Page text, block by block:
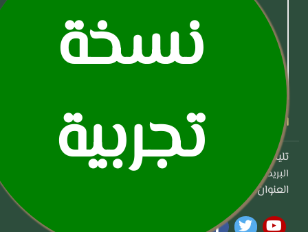
نسخة
تجربية
اتصل بنا
تليفون:+02 22-23-221
info@awkaf.gov.eg: البريد الألكتروني
العنوان:109 ش التحرير الدقي